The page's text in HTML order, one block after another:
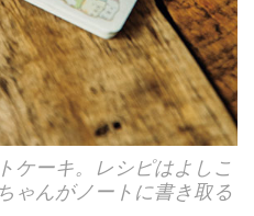
ケーキ。レシピはよしこ
ゃんがノートに書き取る